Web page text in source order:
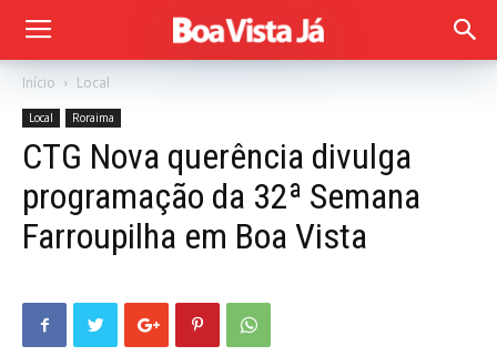
Início Local
Local Roraima
CTG Nova querência divulga
programação da 32ª Semana
Farroupilha em Boa Vista